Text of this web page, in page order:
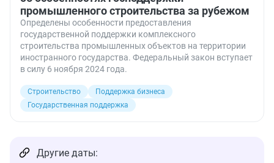
промышленного строительства за рубежом
Определены особенности предоставления
государственной поддержки комплексного
строительства промышленных объектов на территории
иностранного государства. Федеральный закон вступает
в силу 6 ноября 2024 года.
Строительство
Поддержка бизнеса
Государственная поддержка
Другие даты: